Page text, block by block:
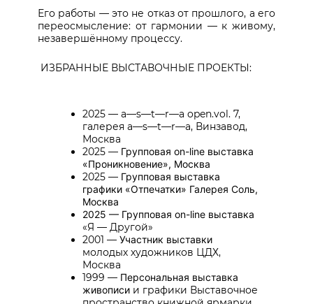
Его работы — это не отказ от прошлого, а его
переосмысление: от гармонии — к живому,
незавершённому процессу.
ИЗБРАННЫЕ ВЫСТАВОЧНЫЕ ПРОЕКТЫ:
2025 — a—s—t—r—a open.vol. 7,
галерея a—s—t—r—a, Винзавод,
Москва
2025 — Групповая on-line выставка
«Проникновение», Москва
2025 — Групповая выставка
графики «Отпечатки» Галерея Соль,
Москва
2025 — Групповая on-line выставка
«Я — Другой»
2001 — Участник выставки
молодых художников ЦДХ,
Москва
1999 — Персональная выставка
живописи и графики Выставочное